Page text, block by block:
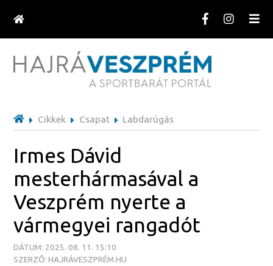
Cikkek Csapat Labdarúgás
Irmes Dávid
mesterhármasával a
Veszprém nyerte a
vármegyei rangadót
DÁTUM: 2025. 08. 11. 15:10
SZERZŐ: HAJRÁVESZPRÉM.HU